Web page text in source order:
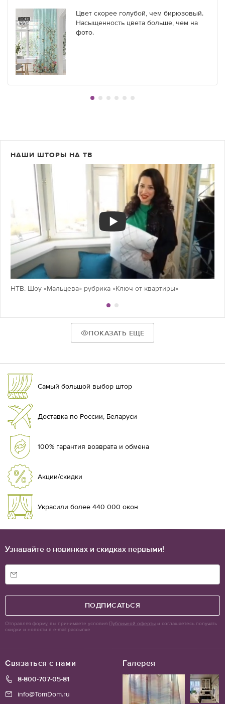
Цвет скорее голубой, чем бирюзовый.
Насыщенность цвета больше, чем на
фото.
НАШИ ШТОРЫ НА ТВ
НТВ. Шоу «Мальцева» рубрика «Ключ от квартиры»
ПОКАЗАТЬ ЕЩЕ
Самый большой выбор штор
Доставка по России, Беларуси
100% гарантия возврата и обмена
Акции/скидки
Украсили более 440 000 окон
Галерея
Связаться с нами
8-800-707-05-81
info@TomDom.ru
Узнавайте о новинках и скидках первыми!
ПОДПИСАТЬСЯ
Отправляя форму, вы принимаете условия Публичной оферты и соглашаетесь получать
скидки и новости в e-mail рассылке